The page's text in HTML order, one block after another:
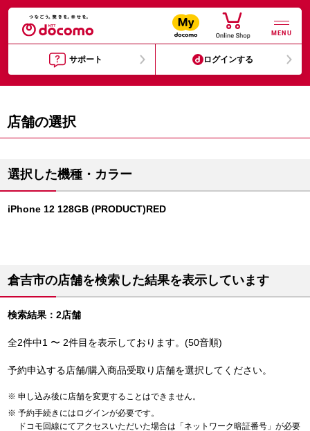
MENU
サポート ログインする
店舗の選択
選択した機種・カラー
iPhone 12 128GB (PRODUCT)RED
倉吉市の店舗を検索した結果を表示しています
検索結果：2店舗
全2件中1 〜 2件目を表示しております。(50音順)
予約申込する店舗/購入商品受取り店舗を選択してください。
申し込み後に店舗を変更することはできません。
予約手続きにはログインが必要です。
ドコモ回線にてアクセスいただいた場合は「ネットワーク暗証番号」が必要